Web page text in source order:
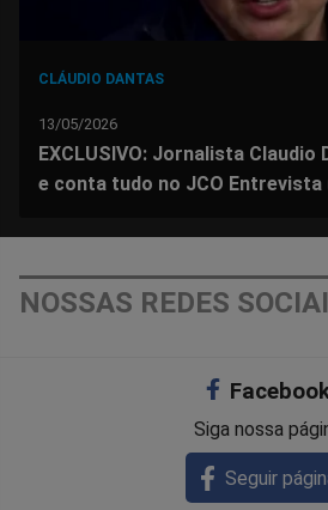
CLÁUDIO DANTAS
13/05/2026
EXCLUSIVO: Jornalista Claudio
e conta tudo no JCO Entrevista
NOSSAS REDES
Siga nossa
Seguir